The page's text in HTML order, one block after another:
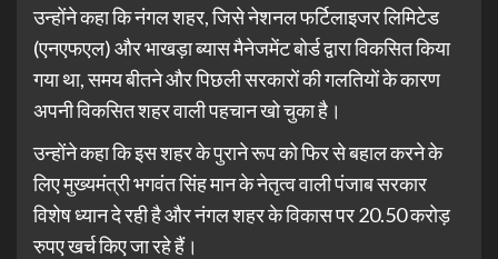
उन्होंने कहा कि नंगल शहर, जिसे नेशनल फर्टिलाइजर लिमिटेड
(एनएफएल) और भाखड़ा ब्यास मैनेजमेंट बोर्ड द्वारा विकसित किया
गया था, समय बीतने और पिछली सरकारों की गलतियों के कारण
अपनी विकसित शहर वाली पहचान खो चुका है।
उन्होंने कहा कि इस शहर के पुराने रूप को फिर से बहाल करने के
लिए मुख्यमंत्री भगवंत सिंह मान के नेतृत्व वाली पंजाब सरकार
विशेष ध्यान दे रही है और नंगल शहर के विकास पर 20.50 करोड़
रुपए खर्च किए जा रहे हैं।